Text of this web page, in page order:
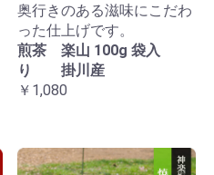
奥行きのある滋味にこだわ
った仕上げです。
煎茶 楽山 100g 袋入
り 掛川産
￥1,080